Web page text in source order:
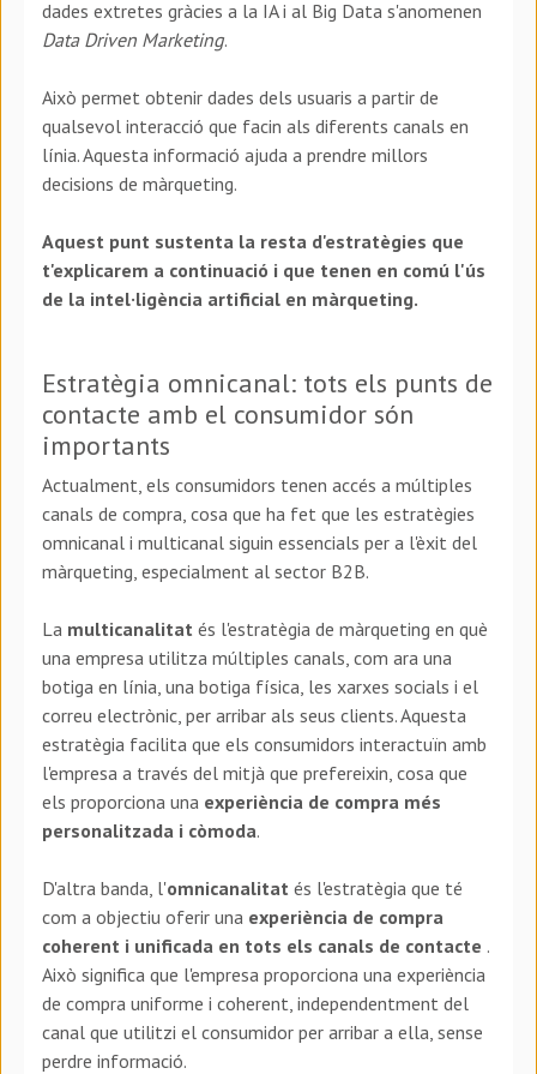
dades extretes gràcies a la IA i al Big Data s'anomenen
Data Driven Marketing.
Això permet obtenir dades dels usuaris a partir de
qualsevol interacció que facin als diferents canals en
línia. Aquesta informació ajuda a prendre millors
decisions de màrqueting.
Aquest punt sustenta la resta d'estratègies que
t'explicarem a continuació i que tenen en comú l'ús
de la intel·ligència artificial en màrqueting.
Estratègia omnicanal: tots els punts de
contacte amb el consumidor són
importants
Actualment, els consumidors tenen accés a múltiples
canals de compra, cosa que ha fet que les estratègies
omnicanal i multicanal siguin essencials per a l'èxit del
màrqueting, especialment al sector B2B.
La multicanalitat és l'estratègia de màrqueting en què
una empresa utilitza múltiples canals, com ara una
botiga en línia, una botiga física, les xarxes socials i el
correu electrònic, per arribar als seus clients. Aquesta
estratègia facilita que els consumidors interactuïn amb
l'empresa a través del mitjà que prefereixin, cosa que
els proporciona una experiència de compra més
personalitzada i còmoda.
D'altra banda, l'omnicanalitat és l'estratègia que té
com a objectiu oferir una experiència de compra
coherent i unificada en tots els canals de contacte .
Això significa que l'empresa proporciona una experiència
de compra uniforme i coherent, independentment del
canal que utilitzi el consumidor per arribar a ella, sense
perdre informació.